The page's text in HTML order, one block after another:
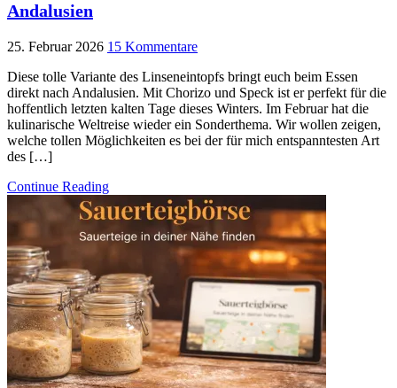
Andalusien
25. Februar 2026 15 Kommentare
Diese tolle Variante des Linseneintopfs bringt euch beim Essen
direkt nach Andalusien. Mit Chorizo und Speck ist er perfekt für die
hoffentlich letzten kalten Tage dieses Winters. Im Februar hat die
kulinarische Weltreise wieder ein Sonderthema. Wir wollen zeigen,
welche tollen Möglichkeiten es bei der für mich entspanntesten Art
des […]
Continue Reading